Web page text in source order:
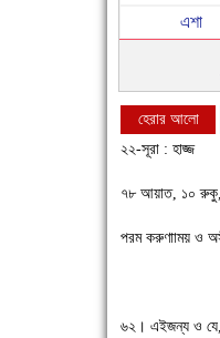
এশা
হেরার আলো
২২-সূরা : হাজ্জ
৭৮ আয়াত, ১০ রুকু,
পরম করুণাাময় ও
৬২। এইজন্য ও যে,